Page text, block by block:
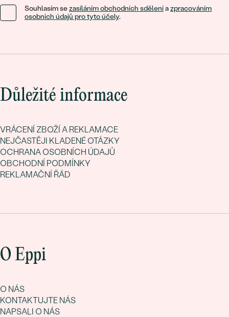
Souhlasím sezasíláním obchodních sděleníazpracováním
osobních údajů pro tyto účely.
Důležité informace
VRÁCENÍ ZBOŽÍ A REKLAMACE
NEJČASTĚJI KLADENÉ OTÁZKY
OCHRANA OSOBNÍCH ÚDAJŮ
OBCHODNÍ PODMÍNKY
REKLAMAČNÍ ŘÁD
O Eppi
O NÁS
KONTAKTUJTE NÁS
NAPSALI O NÁS